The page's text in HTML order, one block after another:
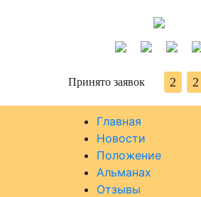
Принято заявок 2 2
Главная
Новости
Положение
Альманах
Отзывы